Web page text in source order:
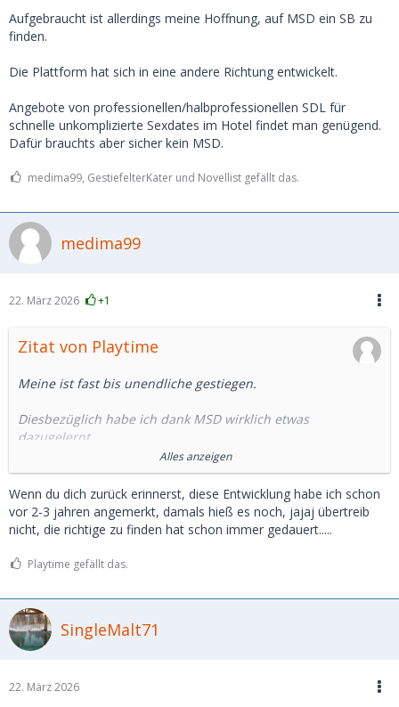
Aufgebraucht ist allerdings meine Hoffnung, auf MSD ein SB zu
finden.
Die Plattform hat sich in eine andere Richtung entwickelt.
Angebote von professionellen/halbprofessionellen SDL für
schnelle unkomplizierte Sexdates im Hotel findet man genügend.
Dafür brauchts aber sicher kein MSD.
medima99, GestiefelterKater und Novellist gefällt das.
medima99
22. März 2026 +1
Zitat von Playtime
Meine ist fast bis unendliche gestiegen.
Diesbezüglich habe ich dank MSD wirklich etwas
dazugelernt.
Aufgebraucht ist allerdings meine Hoffnung, auf MSD ein SB
zu finden.
Die Plattform hat sich in eine andere Richtung entwickelt.
Angebote von professionellen/halbprofessionellen SDL für
genügend. Dafür brauchts aber sicher kein MSD.
Alles anzeigen
Wenn du dich zurück erinnerst, diese Entwicklung habe ich schon
vor 2-3 jahren angemerkt, damals hieß es noch, jajaj übertreib
nicht, die richtige zu finden hat schon immer gedauert.....
Playtime gefällt das.
SingleMalt71
22. März 2026